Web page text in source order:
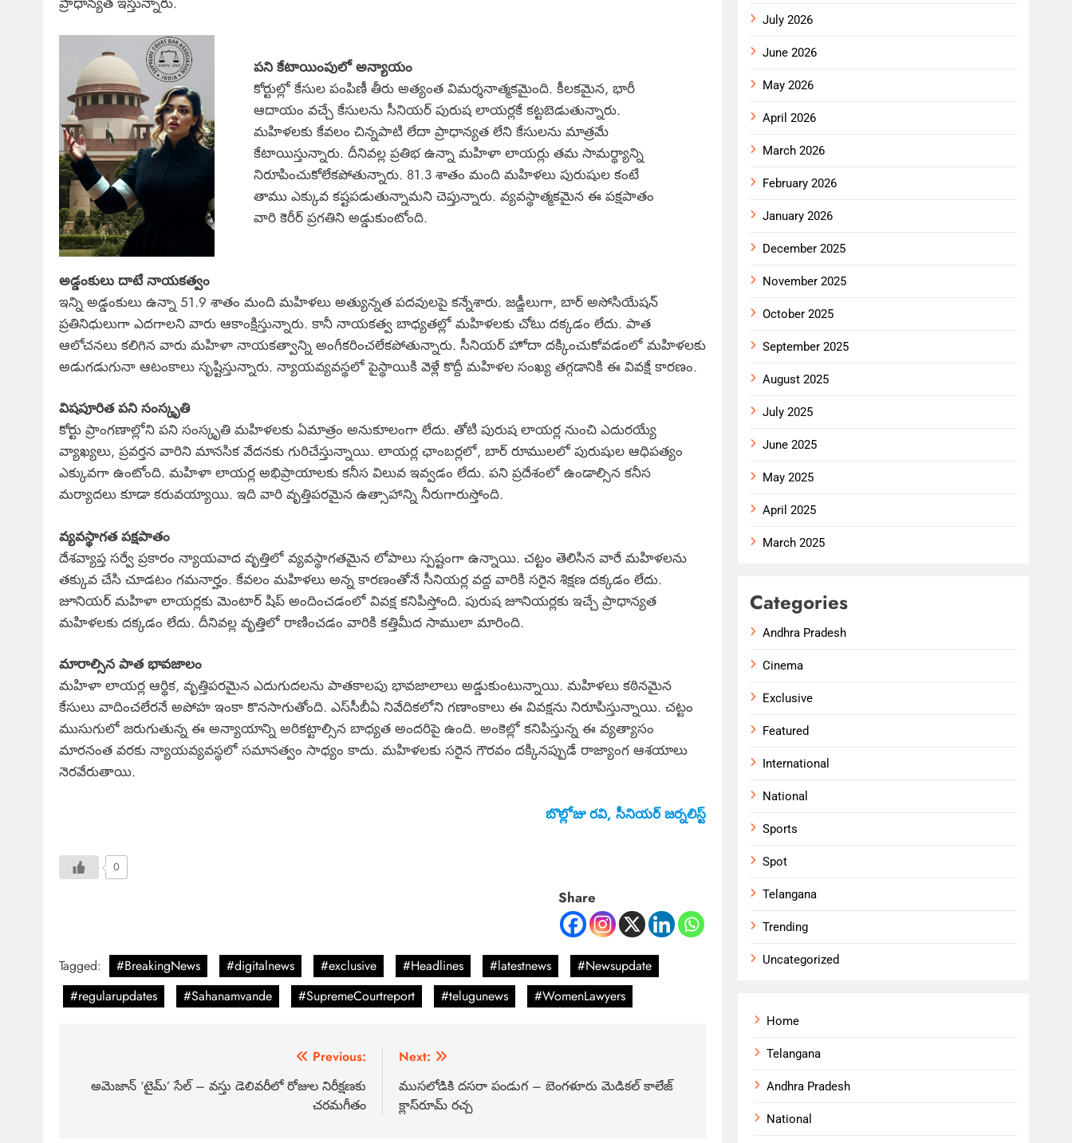
పని కేటాయింపులో అన్యాయం
కోర్టుల్లో కేసుల పంపిణీ తీరు అత్యంత విమర్శనాత్మకమైంది. కీలకమైన, భారీ
ఆదాయం వచ్చే కేసులను సీనియర్ పురుష లాయర్లకే కట్టబెడుతున్నారు.
మహిళలకు కేవలం చిన్నపాటి లేదా ప్రాధాన్యత లేని కేసులను మాత్రమే
కేటాయిస్తున్నారు. దీనివల్ల ప్రతిభ ఉన్నా మహిళా లాయర్లు తమ సామర్థ్యాన్ని
నిరూపించుకోలేకపోతున్నారు. 81.3 శాతం మంది మహిళలు పురుషుల కంటే
తాము ఎక్కువ కష్టపడుతున్నామని చెప్తున్నారు. వ్యవస్థాత్మకమైన ఈ పక్షపాతం
వారి కెరీర్ ప్రగతిని అడ్డుకుంటోంది.
అడ్డంకులు దాటే నాయకత్వం
ఇన్ని అడ్డంకులు ఉన్నా 51.9 శాతం మంది మహిళలు అత్యున్నత పదవులపై కన్నేశారు. జడ్జీలుగా, బార్ అసోసియేషన్
ప్రతినిధులుగా ఎదగాలని వారు ఆకాంక్షిస్తున్నారు. కానీ నాయకత్వ బాధ్యతల్లో మహిళలకు చోటు దక్కడం లేదు. పాత
ఆలోచనలు కలిగిన వారు మహిళా నాయకత్వాన్ని అంగీకరించలేకపోతున్నారు. సీనియర్ హోదా దక్కించుకోవడంలో మహిళలకు
అడుగడుగునా ఆటంకాలు సృష్టిస్తున్నారు. న్యాయవ్యవస్థలో పైస్థాయికి వెళ్లే కొద్దీ మహిళల సంఖ్య తగ్గడానికి ఈ వివక్షే కారణం.
విషపూరిత పని సంస్కృతి
కోర్టు ప్రాంగణాల్లోని పని సంస్కృతి మహిళలకు ఏమాత్రం అనుకూలంగా లేదు. తోటి పురుష లాయర్ల నుంచి ఎదురయ్యే
వ్యాఖ్యలు, ప్రవర్తన వారిని మానసిక వేదనకు గురిచేస్తున్నాయి. లాయర్ల ఛాంబర్లలో, బార్ రూములలో పురుషుల ఆధిపత్యం
ఎక్కువగా ఉంటోంది. మహిళా లాయర్ల అభిప్రాయాలకు కనీస విలువ ఇవ్వడం లేదు. పని ప్రదేశంలో ఉండాల్సిన కనీస
మర్యాదలు కూడా కరువయ్యాయి. ఇది వారి వృత్తిపరమైన ఉత్సాహాన్ని నీరుగారుస్తోంది.
వ్యవస్థాగత పక్షపాతం
దేశవ్యాప్త సర్వే ప్రకారం న్యాయవాద వృత్తిలో వ్యవస్థాగతమైన లోపాలు స్పష్టంగా ఉన్నాయి. చట్టం తెలిసిన వారే మహిళలను
తక్కువ చేసి చూడటం గమనార్హం. కేవలం మహిళలు అన్న కారణంతోనే సీనియర్ల వద్ద వారికి సరైన శిక్షణ దక్కడం లేదు.
జూనియర్ మహిళా లాయర్లకు మెంటార్ షిప్ అందించడంలో వివక్ష కనిపిస్తోంది. పురుష జూనియర్లకు ఇచ్చే ప్రాధాన్యత
మహిళలకు దక్కడం లేదు. దీనివల్ల వృత్తిలో రాణించడం వారికి కత్తిమీద సాములా మారింది.
మారాల్సిన పాత భావజాలం
మహిళా లాయర్ల ఆర్థిక, వృత్తిపరమైన ఎదుగుదలను పాతకాలపు భావజాలాలు అడ్డుకుంటున్నాయి. మహిళలు కఠినమైన
కేసులు వాదించలేరనే అపోహ ఇంకా కొనసాగుతోంది. ఎస్‌సీబీఏ నివేదికలోని గణాంకాలు ఈ వివక్షను నిరూపిస్తున్నాయి. చట్టం
ముసుగులో జరుగుతున్న ఈ అన్యాయాన్ని అరికట్టాల్సిన బాధ్యత అందరిపై ఉంది. అంకెల్లో కనిపిస్తున్న ఈ వ్యత్యాసం
మారనంత వరకు న్యాయవ్యవస్థలో సమానత్వం సాధ్యం కాదు. మహిళలకు సరైన గౌరవం దక్కినప్పుడే రాజ్యాంగ ఆశయాలు
నెరవేరుతాయి.
బొల్లోజు రవి, సీనియర్ జర్నలిస్ట్
0
Share
Tagged: #BreakingNews #digitalnews #exclusive #Headlines #latestnews
#Newsupdate
#regularupdates
#Sahanamvande #SupremeCourtreport #telugunews #WomenLawyers
Previous:
అమెజాన్ ‘టైమ్’ సేల్ – వస్తు డెలివరీలో రోజుల నిరీక్షణకు
చరమగీతం
Next:
ముసలోడికి దసరా పండుగ – బెంగళూరు మెడికల్ కాలేజ్
క్లాస్‌రూమ్ రచ్చ
July 2026
June 2026
May 2026
April 2026
March 2026
February 2026
January 2026
December 2025
November 2025
October 2025
September 2025
August 2025
July 2025
June 2025
May 2025
April 2025
March 2025
Categories
Andhra Pradesh
Cinema
Exclusive
Featured
International
National
Sports
Spot
Telangana
Trending
Uncategorized
Home
Telangana
Andhra Pradesh
National